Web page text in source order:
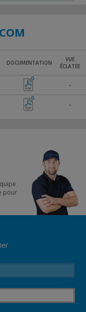
DOCUMENTATION
VUE
ÉCLATÉE
-
-
pour